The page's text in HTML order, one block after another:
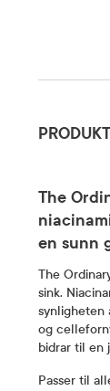
The
en sunn
The
sink.
synligheten
og
bidrar til en
Passer til